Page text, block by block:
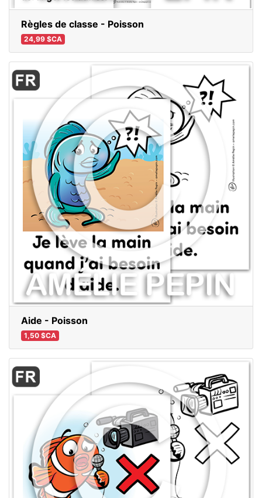
Règles de classe - Poisson
24,99 $CA
Aide - Poisson
1,50 $CA